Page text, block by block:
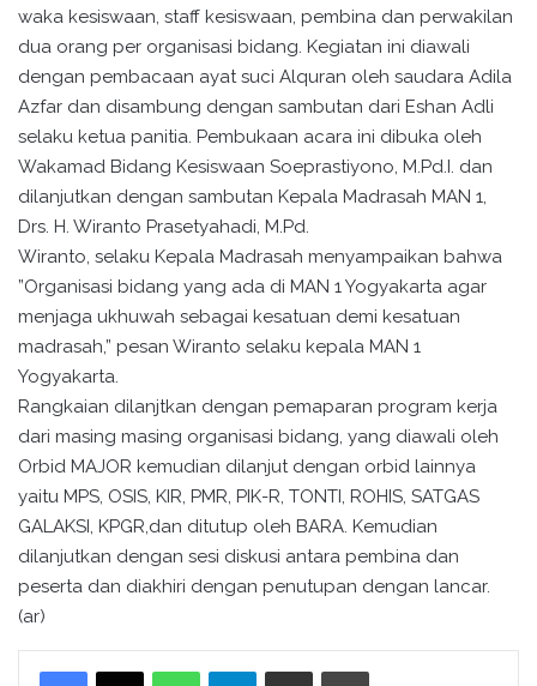
waka kesiswaan, staff kesiswaan, pembina dan perwakilan
dua orang per organisasi bidang. Kegiatan ini diawali
dengan pembacaan ayat suci Alquran oleh saudara Adila
Azfar dan disambung dengan sambutan dari Eshan Adli
selaku ketua panitia. Pembukaan acara ini dibuka oleh
Wakamad Bidang Kesiswaan Soeprastiyono, M.Pd.I. dan
dilanjutkan dengan sambutan Kepala Madrasah MAN 1,
Drs. H. Wiranto Prasetyahadi, M.Pd.
Wiranto, selaku Kepala Madrasah menyampaikan bahwa
”Organisasi bidang yang ada di MAN 1 Yogyakarta agar
menjaga ukhuwah sebagai kesatuan demi kesatuan
madrasah,” pesan Wiranto selaku kepala MAN 1
Yogyakarta.
Rangkaian dilanjtkan dengan pemaparan program kerja
dari masing masing organisasi bidang, yang diawali oleh
Orbid MAJOR kemudian dilanjut dengan orbid lainnya
yaitu MPS, OSIS, KIR, PMR, PIK-R, TONTI, ROHIS, SATGAS
GALAKSI, KPGR,dan ditutup oleh BARA. Kemudian
dilanjutkan dengan sesi diskusi antara pembina dan
peserta dan diakhiri dengan penutupan dengan lancar.
(ar)
WhatsApp Telegram